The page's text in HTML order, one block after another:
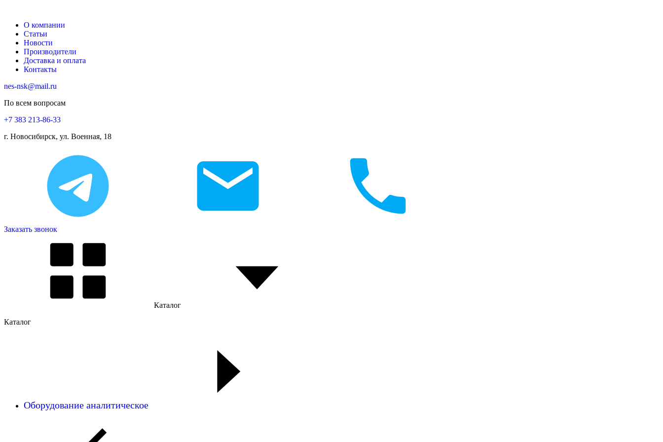
О компании
Статьи
Новости
Производители
Доставка и оплата
Контакты
nes-nsk@mail.ru
По всем вопросам
+7 383 213-86-33
г. Новосибирск, ул. Военная, 18
Заказать звонок
Каталог
Каталог
Оборудование аналитическое